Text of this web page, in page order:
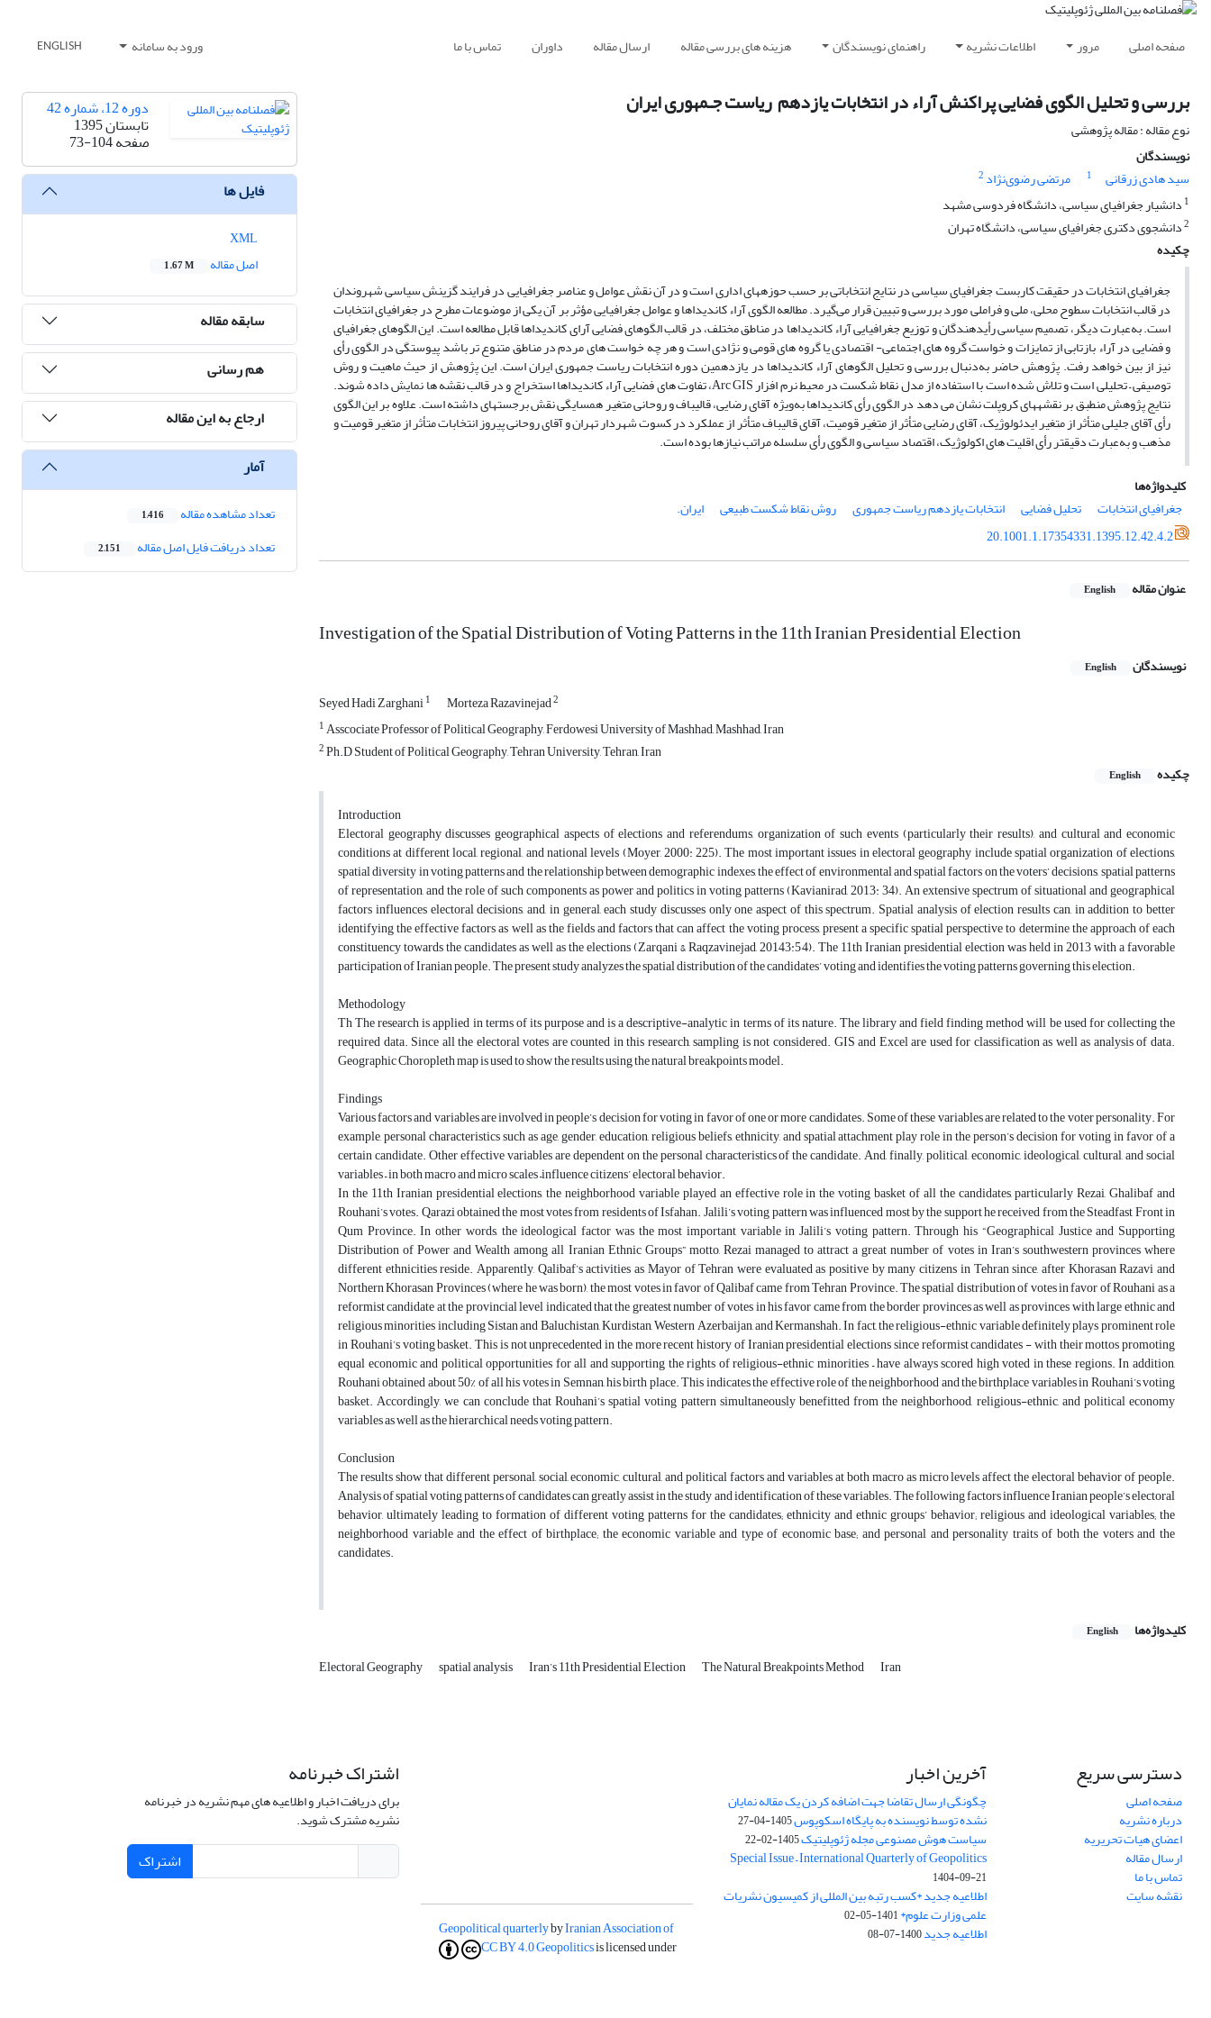
صفحه اصلی مرور اطلاعات نشریه راهنمای نویسندگان هزینه های بررسی مقاله ارسال مقاله داوران تماس با ما ورود به سامانه ENGLISH
بررسی و تحلیل الگوی فضایی پراکنش آراء در انتخابات یازدهم ‏ ریاست جـمهوری ایران
نوع مقاله : مقاله پژوهشی
نویسندگان
سید هادی زرقانی
1 مرتضی رضوی‌نژاد 2
1 دانشیار جغرافیای سیاسی، دانشگاه فردوسی مشهد
2دانشجوی دکتری جغرافیای سیاسی، دانشگاه تهران
چکیده
جغرافیای انتخابات در حقیقت کاربست جغرافیای سیاسی در نتایج انتخاباتی بر حسب حوزههای اداری است ‏و در آن نقش عوامل و عناصر جغرافیایی در فرایند گزینش سیاسی شهروندان
در قالب انتخابات سطوح ‏محلی، ملی و فراملی مورد بررسی و تبیین قرار می‌گیرد. مطالعه الگوی آراء کاندیداها و عوامل جغرافیایی ‏مؤثر بر آن یکی از موضوعات مطرح در جغرافیای انتخابات
است. به‌عبارت دیگر، تصمیم سیاسی رأی‏دهندگان و توزیع جغرافیایی آراء کاندیداها در مناطق مختلف، در قالب الگوهای فضایی آرای کاندیداها قابل ‏مطالعه است. این الگوهای جغرافیای
و فضایی در آراء بازتابی از تمایزات و خواست گروه های اجتماعی- ‏اقتصادی یا گروه های قومی و نژادی است و هر چه خواست های مردم در مناطق متنوع تر باشد پیوستگی در ‏الگوی رأی
نیز از بین خواهد رفت. پژوهش حاضر به‌دنبال بررسی و تحلیل الگوهای آراء کاندیداها در ‏یازدهمین دوره انتخابات ریاست جمهوری ایران است. این پژوهش از حیث ماهیت و روش
توصیفی – ‏تحلیلی است و تلاش شده است با استفاده از مدل نقاط شکست در محیط نرم افزار ‏Arc GIS، تفاوت های ‏فضایی آراء کاندیداها استخراج و در قالب نقشه ها نمایش داده شوند.
نتایج پژوهش منطبق بر نقشههای ‏کروپلت نشان می دهد در الگوی رأی کاندیداها به‌ویژه آقای رضایی، قالیباف و روحانی متغیر همسایگی ‏نقش برجستهای داشته است. علاوه بر این الگوی
رأی آقای جلیلی متأثر از متغیر ایدئولوژیک، آقای رضایی ‏متأثر از متغیر قومیت، آقای قالیباف متأثر از عملکرد در کسوت شهردار تهران و آقای روحانی پیروز انتخابات ‏متأثر از متغیر قومیت و
مذهب و به‌عبارت دقیقتر رأی اقلیت های اکولوژیک، اقتصاد سیاسی و الگوی رأی ‏سلسله مراتب نیازها بوده است.‏
کلیدواژه‌ها
جغرافیای انتخابات
تحلیل فضایی انتخابات یازدهم ریاست جمهوری روش نقاط شکست طبیعی
ایران.‏
20.1001.1.17354331.1395.12.42.4.2
عنوان مقاله English
Investigation of the Spatial Distribution of Voting Patterns in the 11th Iranian Presidential Election
نویسندگان English
Seyed Hadi Zarghani1 Morteza Razavinejad2
1Asscociate Professor of Political Geography, Ferdowesi University of Mashhad, Mashhad, Iran
2Ph.D Student of Political Geography, Tehran University, Tehran, Iran
چکیده
English
Introduction
Electoral geography discusses geographical aspects of elections and referendums, organization of such events (particularly their results), and cultural and economic
conditions at different local, regional, and national levels (Moyer, 2000: 225). The most important issues in electoral geography include spatial organization of elections,
spatial diversity in voting patterns and the relationship between demographic indexes, the effect of environmental and spatial factors on the voters’ decisions, spatial patterns
of representation, and the role of such components as power and politics in voting patterns (Kavianirad, 2013: 34). An extensive spectrum of situational and geographical
factors influences electoral decisions, and, in general, each study discusses only one aspect of this spectrum. Spatial analysis of election results can, in addition to better
identifying the effective factors as well as the fields and factors that can affect the voting process, present a specific spatial perspective to determine the approach of each
constituency towards the candidates as well as the elections (Zarqani & Raqzavinejad, 20143:54). The 11th Iranian presidential election was held in 2013 with a favorable
participation of Iranian people. The present study analyzes the spatial distribution of the candidates’ voting and identifies the voting patterns governing this election.
Methodology
Th The research is applied in terms of its purpose and is a descriptive-analytic in terms of its nature. The library and field finding method will be used for collecting the
required data. Since all the electoral votes are counted in this research, sampling is not considered. GIS and Excel are used for classification as well as analysis of data.
Geographic Choropleth map is used to show the results using the natural breakpoints model.
Findings
Various factors and variables are involved in people’s decision for voting in favor of one or more candidates. Some of these variables are related to the voter personality. For
example, personal characteristics such as age, gender, education, religious beliefs, ethnicity, and spatial attachment play role in the person’s decision for voting in favor of a
certain candidate. Other effective variables are dependent on the personal characteristics of the candidate. And, finally, political, economic, ideological, cultural, and social
variables – in both macro and micro scales –influence citizens’ electoral behavior.
In the 11th Iranian presidential elections, the neighborhood variable played an effective role in the voting basket of all the candidates, particularly Rezai, Ghalibaf and
Rouhani’s votes. Qarazi obtained the most votes from residents of Isfahan. Jalili’s voting pattern was influenced most by the support he received from the Steadfast Front in
Qum Province. In other words, the ideological factor was the most important variable in Jalili’s voting pattern. Through his “Geographical Justice and Supporting
Distribution of Power and Wealth among all Iranian Ethnic Groups” motto, Rezai managed to attract a great number of votes in Iran’s southwestern provinces where
different ethnicities reside. Apparently, Qalibaf’s activities as Mayor of Tehran were evaluated as positive by many citizens in Tehran since, after Khorasan Razavi and
Northern Khorasan Provinces (where he was born), the most votes in favor of Qalibaf came from Tehran Province. The spatial distribution of votes in favor of Rouhani as a
reformist candidate at the provincial level indicated that the greatest number of votes in his favor came from the border provinces as well as provinces with large ethnic and
religious minorities including Sistan and Baluchistan, Kurdistan, Western Azerbaijan, and Kermanshah. In fact, the religious-ethnic variable definitely plays prominent role
in Rouhani’s voting basket. This is not unprecedented in the more recent history of Iranian presidential elections since reformist candidates - with their mottos promoting
equal economic and political opportunities for all and supporting the rights of religious-ethnic minorities – have always scored high voted in these regions. In addition,
Rouhani obtained about 50% of all his votes in Semnan, his birth place. This indicates the effective role of the neighborhood and the birthplace variables in Rouhani’s voting
basket. Accordingly, we can conclude that Rouhani’s spatial voting pattern simultaneously benefitted from the neighborhood, religious-ethnic, and political economy
variables as well as the hierarchical needs voting pattern.
Conclusion
The results show that different personal, social, economic, cultural, and political factors and variables at both macro as micro levels affect the electoral behavior of people.
Analysis of spatial voting patterns of candidates can greatly assist in the study and identification of these variables. The following factors influence Iranian people’s electoral
behavior, ultimately leading to formation of different voting patterns for the candidates; ethnicity and ethnic groups’ behavior; religious and ideological variables; the
neighborhood variable and the effect of birthplace; the economic variable and type of economic base; and personal and personality traits of both the voters and the
candidates.
کلیدواژه‌ها English
Electoral Geography spatial analysis Iran’s 11th Presidential Election The Natural Breakpoints Method Iran
دوره 12، شماره 42
تابستان 1395
صفحه73-104
فایل ها
اصل مقاله
1.67 M
سابقه مقاله
هم رسانی
ارجاع به این مقاله
آمار
تعداد مشاهده مقاله 1,416
تعداد دریافت فایل اصل مقاله 2,151
دسترسی سریع
صفحه اصلی
درباره نشریه
اعضای هیات تحریریه
ارسال مقاله
تماس با ما
نقشه سایت
آخرین اخبار
چگونگی ارسال تقاضا جهت اضافه کردن یک مقاله نمایان
نشده توسط نویسنده به پایگاه اسکوپوس1405-04-27
سیاست هوش مصنوعی مجله ژئوپلیتیک1405-02-22
Special Issue – International Quarterly of Geopolitics
1404-09-21
اطلاعیه جدید *کسب رتبه بین المللی از کمیسیون نشریات
علمی وزارت علوم*1401-05-02
اطلاعیه جدید1400-07-08
Geopolitical quarterlybyIranian Association of
Geopoliticsis licensed under
CC BY 4.0
اشتراک خبرنامه
برای دریافت اخبار و اطلاعیه های مهم نشریه در خبرنامه
نشریه مشترک شوید.
اشتراک